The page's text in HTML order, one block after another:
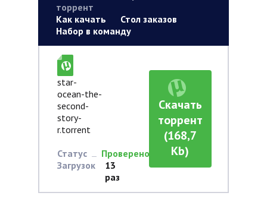
торрент
Как качать
Стол заказов
Набор в команду
star-
ocean-the-
second-
story-
r.torrent
Статус
Проверено
Загрузок
13
раз
Скачать
торрент
(168,7
Kb)